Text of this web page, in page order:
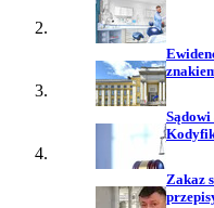
Zakaz